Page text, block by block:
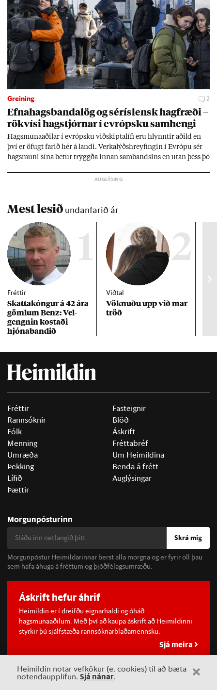
Greining 2
Efna­hags­banda­lög og sér­ís­lensk hag­fræði –
rök­vísi hag­stjórn­ar í evr­ópsku sam­hengi
Hags­muna­að­il­ar í evr­ópsku við­skipta­lífi eru hlynnt­ir að­ild en
því er öf­ugt far­ið hér á landi. Verka­lýðs­hreyf­ing­in í Evr­ópu sér
hags­muni sína bet­ur tryggða inn­an sam­bands­ins en ut­an þess þó
Evr­ópu­sam­bands­ins er í mikl­um meiri­hluta ánægð­ur með það
Mest lesið undanfarið ár
1
Fréttir
Skattakóng­ur á 42 ára
göml­um Benz: Vel­
gengn­in kostaði
hjóna­band­ið
2
Viðtal
Vökn­uðu upp við mar­
tröð
Fréttir
Rannsóknir
Fólk
Menning
Umræða
Þekking
Lífið
Þættir
Fasteignir
Blöð
Áskrift
Fréttabréf
Um Heimildina
Benda á frétt
Auglýsingar
Morgunpósturinn
Skrá mig
Morgunpóstur Heimildarinnar berst alla morgna og er fyrir öll þau
sem hafa áhuga á fréttum og þjóðfélagsumræðu.
Áskrift hefur áhrif
Heimildin er í dreifðu eignarhaldi og óháð
hagsmunaaðilum. Með því að kaupa áskrift að Heimildinni
styrkir þú sjálfstæða rannsóknarblaðamennsku.
Sjá meira
2026 Sameinaða útgáfufélagið ehf.
Heimildin notar vefkökur (e. cookies) til að bæta
notendaupplifun. Sjá nánar.